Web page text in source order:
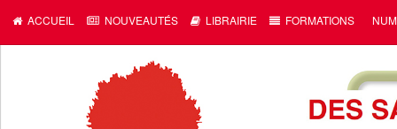
ACCUEIL NOUVEAUTÉS LIBRAIRIE FORMATIONS